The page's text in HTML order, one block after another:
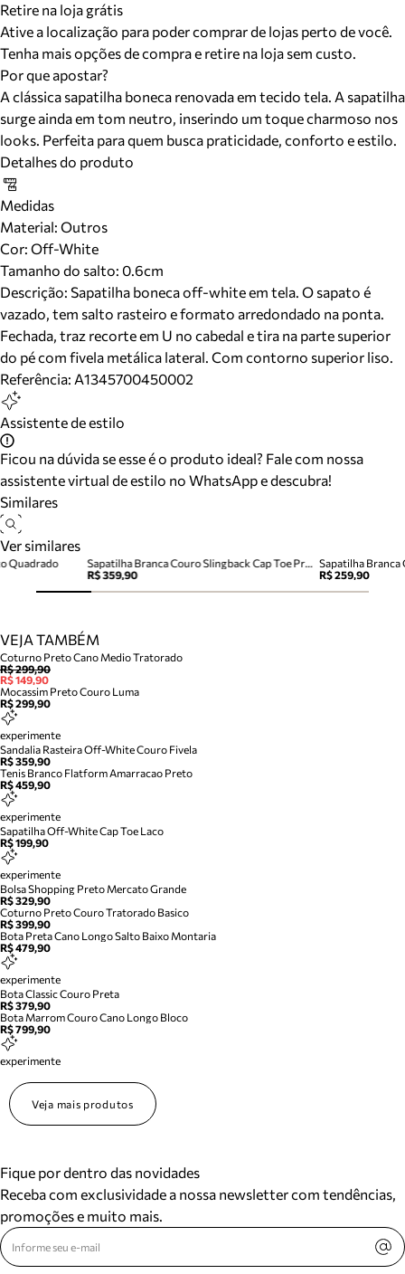
Retire na loja grátis
Ative a localização para poder comprar de lojas perto de você.
Tenha mais opções de compra e retire na loja sem custo.
Por que apostar?
A clássica sapatilha boneca renovada em tecido tela. A sapatilha
surge ainda em tom neutro, inserindo um toque charmoso nos
looks. Perfeita para quem busca praticidade, conforto e estilo.
Detalhes do produto
Medidas
Material: Outros
Cor: Off-White
Tamanho do salto: 0.6cm
Descrição: Sapatilha boneca off-white em tela. O sapato é
vazado, tem salto rasteiro e formato arredondado na ponta.
Fechada, traz recorte em U no cabedal e tira na parte superior
do pé com fivela metálica lateral. Com contorno superior liso.
Referência: A1345700450002
Assistente de estilo
Ficou na dúvida se esse é o produto ideal? Fale com nossa
assistente virtual de estilo no WhatsApp e descubra!
Similares
Ver similares
Sapatilha Branca Couro Slingback Cap Toe Preto
R$ 359,90
R$ 259,90
Quadrado
VEJA TAMBÉM
Coturno Preto Cano Medio Tratorado
R$ 299,90
R$ 149,90
Mocassim Preto Couro Luma
R$ 299,90
experimente
Sandalia Rasteira Off-White Couro Fivela
R$ 359,90
Tenis Branco Flatform Amarracao Preto
R$ 459,90
experimente
Sapatilha Off-White Cap Toe Laco
R$ 199,90
experimente
Bolsa Shopping Preto Mercato Grande
R$ 329,90
Coturno Preto Couro Tratorado Basico
R$ 399,90
Bota Preta Cano Longo Salto Baixo Montaria
R$ 479,90
experimente
Bota Classic Couro Preta
R$ 379,90
Bota Marrom Couro Cano Longo Bloco
R$ 799,90
experimente
Veja mais produtos
Fique por dentro das novidades
Receba com exclusividade a nossa newsletter com tendências,
promoções e muito mais.